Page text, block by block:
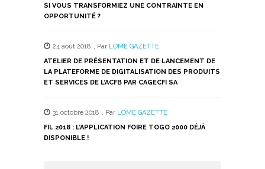
SI VOUS TRANSFORMIEZ UNE CONTRAINTE EN
OPPORTUNITÉ ?
24 août 2018 , Par LOME GAZETTE
ATELIER DE PRÉSENTATION ET DE LANCEMENT DE
LA PLATEFORME DE DIGITALISATION DES PRODUITS
ET SERVICES DE L’ACFB PAR CAGECFI SA
31 octobre 2018 , Par LOME GAZETTE
FIL 2018 : L’APPLICATION FOIRE TOGO 2000 DÉJÀ
DISPONIBLE !